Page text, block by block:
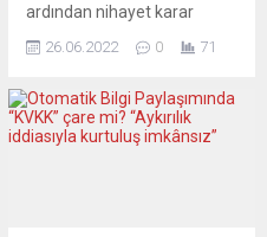
ardından nihayet karar
gerçekleştirilen AB
Moldova aday ülke ilan
edildi. Gürcistan hakkındaki
26.06.2022 0 71